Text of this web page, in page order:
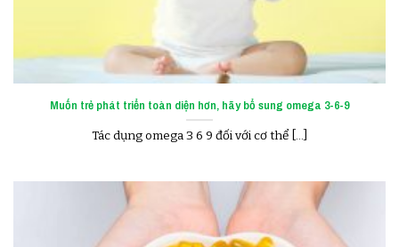
Muốn trẻ phát triển toàn diện hơn, hãy bổ sung omega 3-6-9
Tác dụng omega 3 6 9 đối với cơ thể [...]